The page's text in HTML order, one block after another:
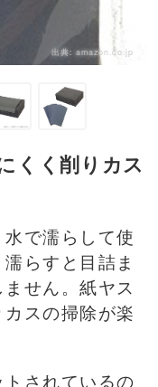
出典: amazon.co.jp
くく削りカス
で濡らして使
らすと目詰ま
せん。紙ヤス
スの掃除が楽
されているの